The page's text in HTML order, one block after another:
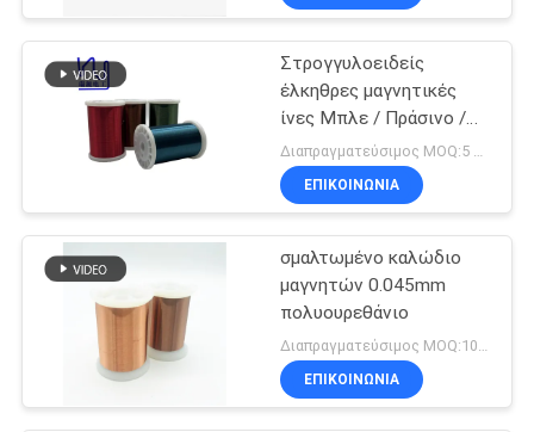
Στρογγυλοειδείς
έλκηθρες μαγνητικές
ίνες Μπλε / Πράσινο /
Κόκκινο / Καφέ χρώμα
ΕΠΙΚΟΙΝΩΝΙΑ
σμαλτωμένο καλώδιο
μαγνητών 0.045mm
πολυουρεθάνιο
ΕΠΙΚΟΙΝΩΝΙΑ